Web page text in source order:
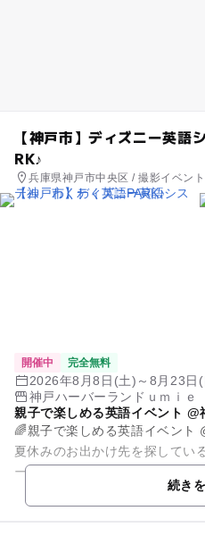
【神戸市】ディズニー英
RK♪
兵庫県神戸市中央区 / 撮影イベン
開催中 完全無料
2026年8月8日(土)～8月23日(
神戸ハーバーランドｕｍｉｅ
親子で楽しめる英語イベント
🌈親子で楽しめる英語イベント
夏休みのお出かけ先を探している方に
ーランドumieで 親子で楽しめ
続き